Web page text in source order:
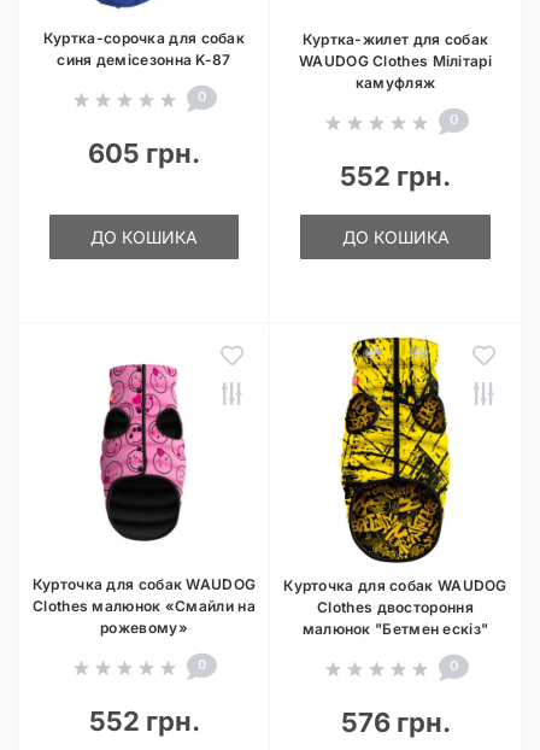
Куртка-сорочка для собак
синя демісезонна K-87
0
605 грн.
ДО КОШИКА
Куртка-жилет для собак
WAUDOG Clothes Мілітарі
камуфляж
0
552 грн.
ДО КОШИКА
Курточка для собак WAUDOG
Clothes малюнок «Смайли на
рожевому»
0
552 грн.
Курточка для собак WAUDOG
Clothes двостороння
малюнок "Бетмен ескіз"
0
576 грн.